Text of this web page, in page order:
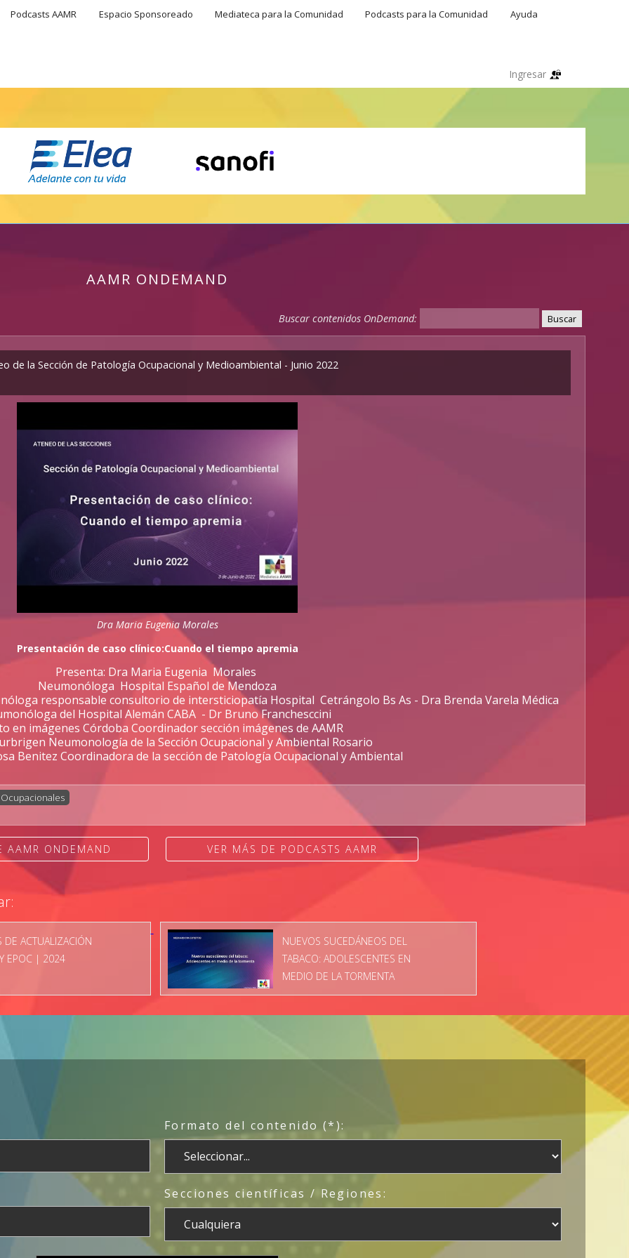
Podcasts AAMR Espacio Sponsoreado Mediateca para la Comunidad Podcasts para la Comunidad Ayuda
AAMR ONDEMAND
Buscar contenidos OnDemand:
de la Sección de Patología Ocupacional y Medioambiental - Junio 2022
Dra Maria Eugenia Morales
Presentación de caso clínico:Cuando el tiempo apremia
Presenta: Dra Maria Eugenia Morales
Neumonóloga Hospital Español de Mendoza
responsable consultorio de intersticiopatía Hospital Cetrángolo Bs As - Dra Brenda Varela Médica
del Hospital Alemán CABA - Dr Bruno Franchesccini
en imágenes Córdoba Coordinador sección imágenes de AAMR
Neumonología de la Sección Ocupacional y Ambiental Rosario
Benitez Coordinadora de la sección de Patología Ocupacional y Ambiental
AAMR ONDEMAND VER MÁS DE PODCASTS AAMR
DE ACTUALIZACIÓN
EPOC | 2024
NUEVOS SUCEDÁNEOS DEL
TABACO: ADOLESCENTES EN
MEDIO DE LA TORMENTA
Formato del contenido (*):
Secciones científicas / Regiones: